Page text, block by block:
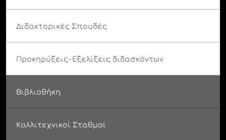
Διδακτορικές Σπουδές
Προκηρύξεις-Εξελίξεις διδασκόντων
Βιβλιοθήκη
Καλλιτεχνικοί Σταθμοί